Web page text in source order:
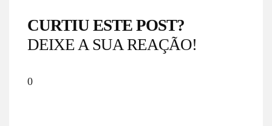
CURTIU ESTE POST?
DEIXE A SUA REAÇÃO!
0